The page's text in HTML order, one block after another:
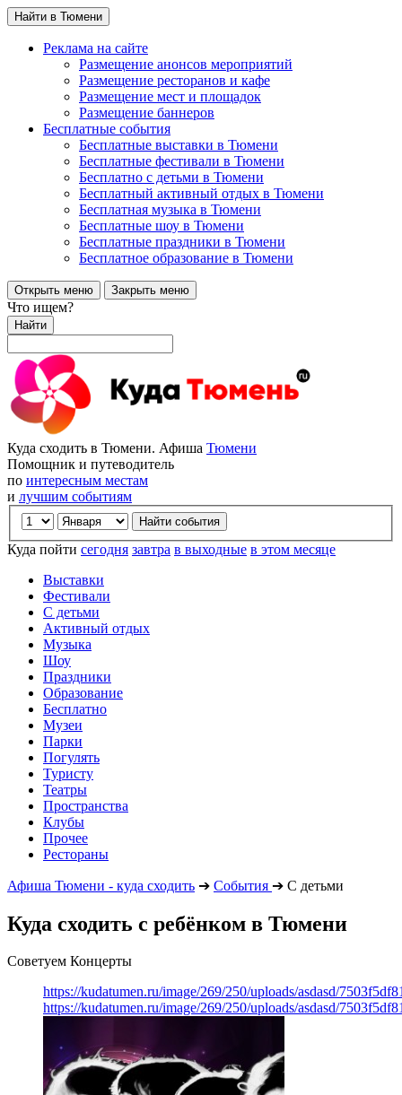
Найти в Тюмени
Реклама на сайте
Размещение анонсов мероприятий
Размещение ресторанов и кафе
Размещение мест и площадок
Размещение баннеров
Бесплатные события
Бесплатные выставки в Тюмени
Бесплатные фестивали в Тюмени
Бесплатно с детьми в Тюмени
Бесплатный активный отдых в Тюмени
Бесплатная музыка в Тюмени
Бесплатные шоу в Тюмени
Бесплатные праздники в Тюмени
Бесплатное образование в Тюмени
Открыть меню Закрыть меню
Что ищем?
Найти
Куда сходить в Тюмени. Афиша Тюмени
Помощник и путеводитель
по интересным местам
и лучшим событиям
Куда пойти сегодня завтра в выходные в этом месяце
Выставки
Фестивали
С детьми
Активный отдых
Музыка
Шоу
Праздники
Образование
Бесплатно
Музеи
Парки
Погулять
Туристу
Театры
Пространства
Клубы
Прочее
Рестораны
Афиша Тюмени - куда сходить ➔ События ➔ С детьми
Куда сходить с ребёнком в Тюмени
Советуем Концерты
https://kudatumen.ru/image/269/250/uploads/asdasd/
https://kudatumen.ru/image/269/250/uploads/asdasd/